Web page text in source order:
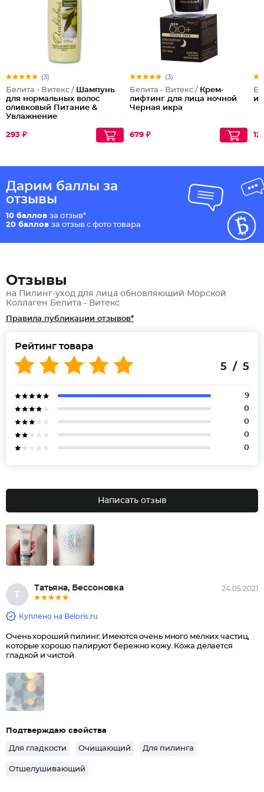
(3)
Белита - Витекс / Шампунь
для нормальных волос
оливковый Питание &
Увлажнение
293 ₽
(3)
Белита - Витекс / Крем-
лифтинг для лица ночной
Черная икра
679 ₽
Дарим баллы за
отзывы
10 баллов за отзыв*
20 баллов за отзыв с фото товара
Отзывы
на Пилинг-уход для лица обновляющий Морской
Коллаген Белита - Витекс
Правила публикации отзывов*
Рейтинг товара
5 / 5
9
0
0
0
0
Написать отзыв
Т
Татьяна, Бессоновка 24.05.2021
Куплено на Beloris.ru
Очень хороший пилинг. Имеются очень много мелких частиц,
которые хорошо палируют бережно кожу. Кожа делается
гладкой и чистой.
Подтверждаю свойства
Для гладкости Очищающий Для пилинга
Отшелушивающий